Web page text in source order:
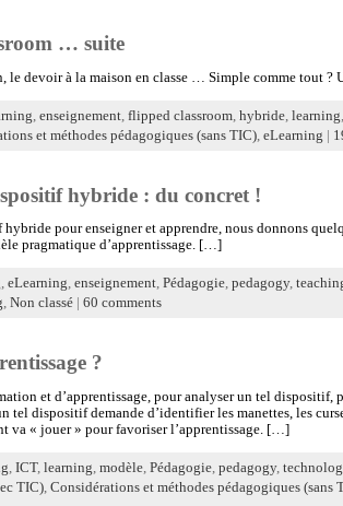
… suite
le devoir à la maison en classe … Simple comme tout
enseignement, flipped classroom, hybride, learning
et méthodes pédagogiques (sans TIC), eLearning |
hybride : du concret !
pour enseigner et apprendre, nous donnons
pragmatique d’apprentissage. […]
, eLearning, enseignement, Pédagogie, pedagogy,
, Non classé| 60 comments
?
et d’apprentissage, pour analyser un tel dispositif,
tel dispositif demande d’identifier les manettes, les
va « jouer » pour favoriser l’apprentissage. […]
ICT, learning modèle, Pédagogie, pedagogy,
TIC), Considérations et méthodes pédagogiques (sans